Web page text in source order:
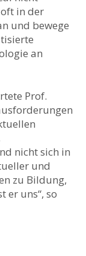
in der
und bewege
an
Prof.
nicht sich in
und
zu Bildung,
er uns“, so